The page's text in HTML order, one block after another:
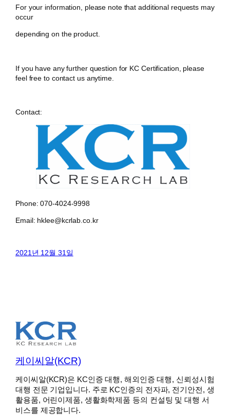
For your information, please note that additional requests may
occur
depending on the product.
If you have any further question for KC Certification, please
feel free to contact us anytime.
Contact:
Phone: 070-4024-9998
Email: hklee@kcrlab.co.kr
2021년 12월 31일
케이씨알(KCR)
케이씨알(KCR)은 KC인증 대행, 해외인증 대행, 신뢰성시험
대행 전문 기업입니다. 주로 KC인증의 전자파, 전기안전, 생
활용품, 어린이제품, 생활화학제품 등의 컨설팅 및 대행 서
비스를 제공합니다.